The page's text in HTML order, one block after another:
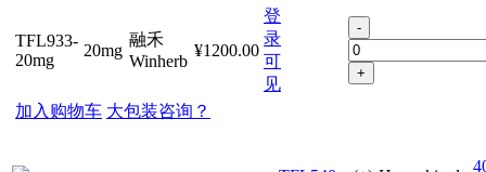
TFL933-
20mg
20mg
融禾
Winherb
¥1200.00
登
录
可
见
-
+
加入购物车 大包装咨询？